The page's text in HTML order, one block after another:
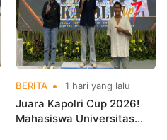
BERITA 1 hari yang lalu
Juara Kapolri Cup 2026!
Mahasiswa Universitas